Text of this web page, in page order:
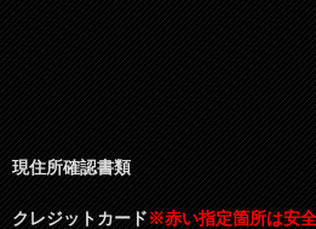
現住所確認書類
クレジットカード※赤い指定箇所は安